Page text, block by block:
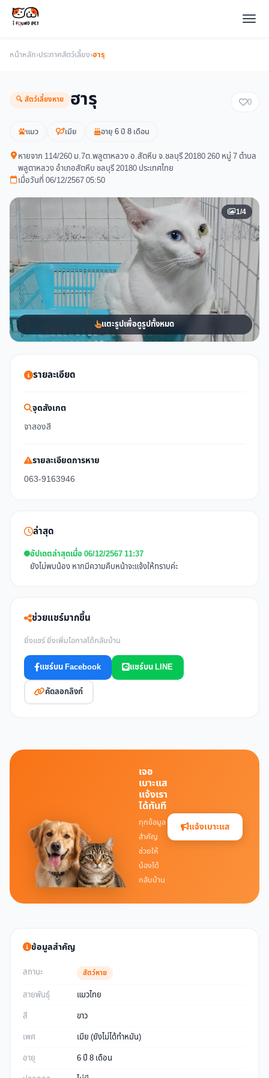
หน้าหลัก›ประกาศสัตว์เลี้ยง›ฮารุ
🔍 สัตว์เลี้ยงหาย ฮารุ 0
แมว เมีย อายุ 6 ปี 8 เดือน
หายจาก 114/260 ม.7ต.พลูตาหลวง อ.สัตหีบ จ.ชลบุรี 20180 260 หมู่ 7 ตำบล
พลูตาหลวง อำเภอสัตหีบ ชลบุรี 20180 ประเทศไทย
เมื่อวันที่ 06/12/2567 05:50
1/4
แตะรูปเพื่อดูรูปทั้งหมด
รายละเอียด
จุดสังเกต
จาสองสี
รายละเอียดการหาย
063-9163946
ล่าสุด
อัปเดตล่าสุดเมื่อ 06/12/2567 11:37
ยังไม่พบน้อง หากมีความคืบหน้าจะแจ้งให้ทราบค่ะ
ช่วยแชร์มากขึ้น
ยิ่งแชร์ ยิ่งเพิ่มโอกาสได้กลับบ้าน
แชร์บน Facebook แชร์บน LINE
คัดลอกลิงก์
เจอ
เบาะแส
แจ้งเรา
ได้ทันที
ทุกข้อมูล
สำคัญ
ช่วยให้
น้องได้
กลับบ้าน
แจ้งเบาะแส
ข้อมูลสำคัญ
สถานะ สัตว์หาย
สายพันธุ์
แมวไทย
สี
ขาว
เพศ
เมีย (ยังไม่ได้ทำหมัน)
อายุ
6 ปี 8 เดือน